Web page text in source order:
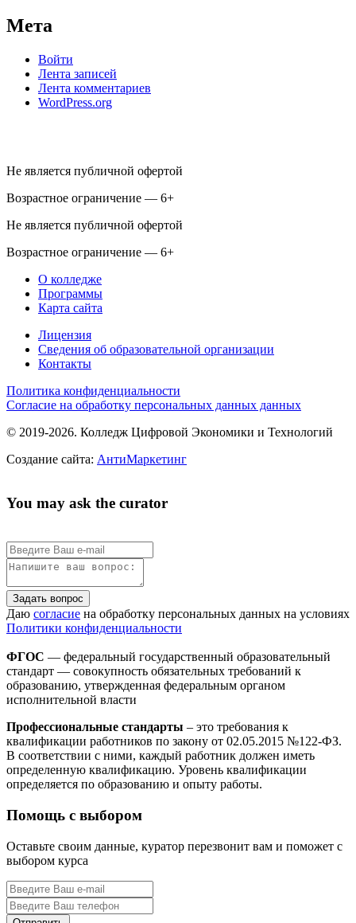
Мета
Войти
Лента записей
Лента комментариев
WordPress.org
Не является публичной офертой
Возрастное ограничение — 6+
Не является публичной офертой
Возрастное ограничение — 6+
О колледже
Программы
Карта сайта
Лицензия
Сведения об образовательной организации
Контакты
Политика конфиденциальности
Согласие на обработку персональных данных данных
© 2019-2026. Колледж Цифровой Экономики и Технологий
Создание сайта: АнтиМаркетинг
You may ask the curator
Задать вопрос
Даю согласие на обработку персональных данных на условиях
Политики конфиденциальности
ФГОС — федеральный государственный образовательный
стандарт — совокупность обязательных требований к
образованию, утвержденная федеральным органом
исполнительной власти
Профессиональные стандарты – это требования к
квалификации работников по закону от 02.05.2015 №122-ФЗ.
В соответствии с ними, каждый работник должен иметь
определенную квалификацию. Уровень квалификации
определяется по образованию и опыту работы.
Помощь с выбором
Оставьте своим данные, куратор перезвонит вам и поможет с
выбором курса